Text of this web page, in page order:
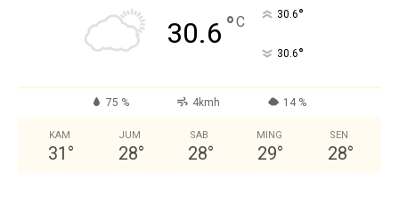
30.6 °C 30.6°
30.6°
75 % 4kmh 14 %
KAM
31 °
JUM
28°
SAB
28°
MING
29°
SEN
28°